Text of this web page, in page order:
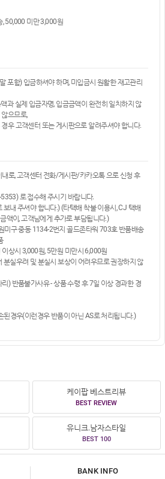
50,000 미만 3,000원
포함) 입금하셔야 하며, 미입금시 원활한 재고관리
과 실제 입금자명, 입금금액이 완전히 일치하지 않
으므로,
우 고객센터 또는 게시판으로 알려주셔야 합니다.
로, 고객센터 전화/게시판/카카오톡 으로 신청 후
로 접수해 주시기 바랍니다.
내 주셔야 합니다.) (타택배 착불 이용시, CJ 택배
액이, 고객님에게 추가로 부담됩니다.)
미구 중동 1134-2번지 골드존타워 703호 반품배송
상시 3,000원, 5만원 미만시 6,000원
분실우려 및 분실시 보상이 어려우므로 권장하지 않
) 반품불가사유 - 상품 수령 후 7일 이상 경과한 경
된경우(이런경우 반품이 아닌 AS로 처리됩니다.)
케이팝 베스트리뷰
BEST REVIEW
유니크.남자스타일
BEST 100
BANK INFO